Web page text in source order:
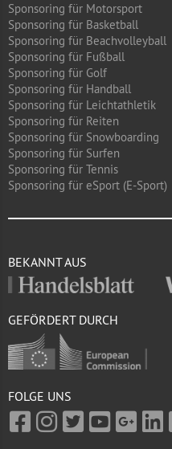
Sponsoring für Motorsport
Sponsoring für Basketball
Sponsoring für Beachvolleyball
Sponsoring für Fußball
Sponsoring für Golf
Sponsoring für Handball
Sponsoring für Leichtathletik
Sponsoring für Reiten
Sponsoring für Snowboarding
Sponsoring für Surfen
Sponsoring für Tennis
Sponsoring für eSport (E-Sport)
BEKANNT AUS
GEFÖRDERT DURCH
FOLGE UNS